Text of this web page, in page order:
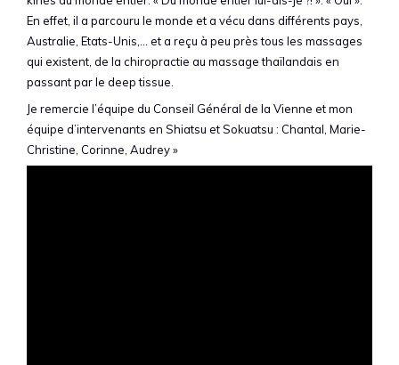
En effet, il a parcouru le monde et a vécu dans différents pays,
Australie, Etats-Unis,… et a reçu à peu près tous les massages
qui existent, de la chiropractie au massage thaïlandais en
passant par le deep tissue.
Je remercie l’équipe du Conseil Général de la Vienne et mon
équipe d’intervenants en Shiatsu et Sokuatsu : Chantal, Marie-
Christine, Corinne, Audrey »